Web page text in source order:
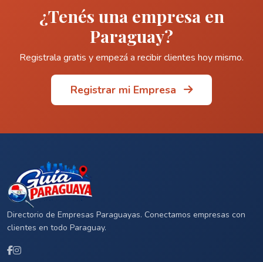
¿Tenés una empresa en
Paraguay?
Registrala gratis y empezá a recibir clientes hoy mismo.
Registrar mi Empresa
Directorio de Empresas Paraguayas. Conectamos empresas con
clientes en todo Paraguay.